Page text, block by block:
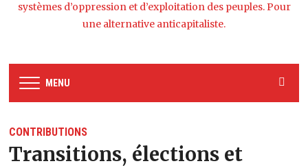
systèmes d’oppression et d’exploitation des peuples. Pour
une alternative anticapitaliste.
MENU
CONTRIBUTIONS
Transitions, élections et